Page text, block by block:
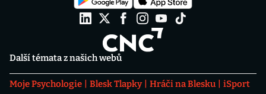
Další témata z našich webů
Moje Psychologie Blesk Tlapky Hráči na Blesku
iSport